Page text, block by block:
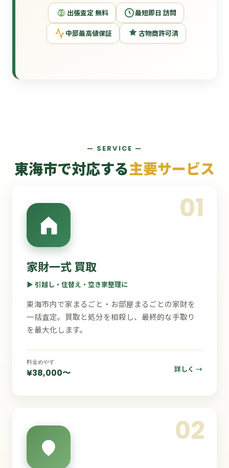
¥0 出張査定 無料 最短即日 訪問
中部最高値保証 古物商許可済
— SERVICE —
東海市で対応する主要サービス
01
家財一式 買取
▶ 引越し・住替え・空き家整理に
東海市内で家まるごと・お部屋まるごとの家財を
一括査定。買取と処分を相殺し、最終的な手取り
を最大化します。
料金めやす
¥38,000〜 詳しく →
02